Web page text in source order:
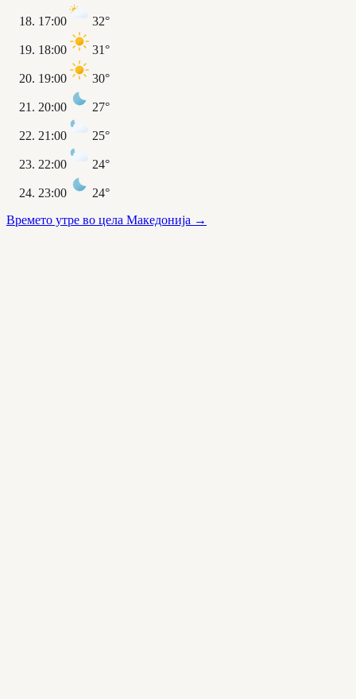
17:00 32°
18:00 31°
19:00 30°
20:00 27°
21:00 25°
22:00 24°
23:00
24°
Времето утре во цела Македонија →